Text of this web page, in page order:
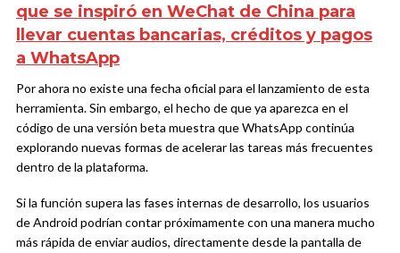
que se inspiró en WeChat de China para
llevar cuentas bancarias, créditos y pagos
a WhatsApp
Por ahora no existe una fecha oficial para el lanzamiento de esta
herramienta. Sin embargo, el hecho de que ya aparezca en el
código de una versión beta muestra que WhatsApp continúa
explorando nuevas formas de acelerar las tareas más frecuentes
dentro de la plataforma.
Si la función supera las fases internas de desarrollo, los usuarios
de Android podrían contar próximamente con una manera mucho
más rápida de enviar audios, directamente desde la pantalla de